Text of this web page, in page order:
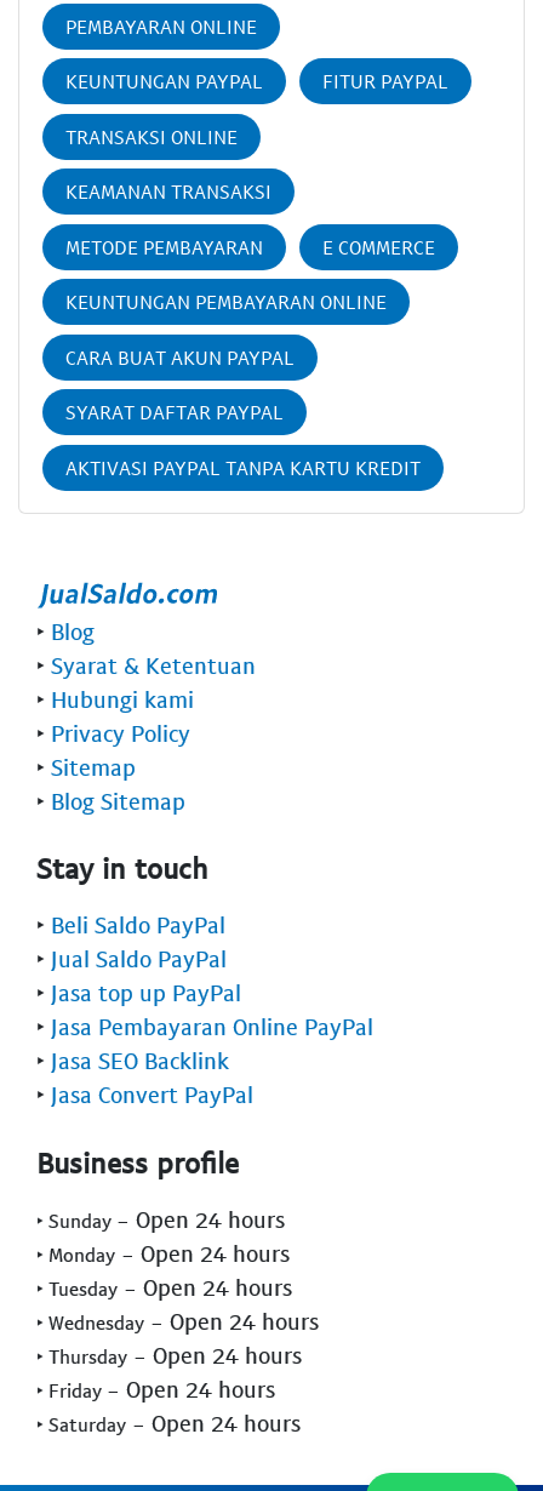
PEMBAYARAN ONLINE
KEUNTUNGAN PAYPAL FITUR PAYPAL
TRANSAKSI ONLINE
KEAMANAN TRANSAKSI
METODE PEMBAYARAN E COMMERCE
KEUNTUNGAN PEMBAYARAN ONLINE
CARA BUAT AKUN PAYPAL
SYARAT DAFTAR PAYPAL
AKTIVASI PAYPAL TANPA KARTU KREDIT
‣ Blog
‣ Syarat & Ketentuan
‣ Hubungi kami
‣ Privacy Policy
‣ Sitemap
‣ Blog Sitemap
Stay in touch
‣ Beli Saldo PayPal
‣ Jual Saldo PayPal
‣ Jasa top up PayPal
‣ Jasa Pembayaran Online PayPal
‣ Jasa SEO Backlink
‣ Jasa Convert PayPal
Business profile
‣ Sunday - Open 24 hours
‣ Monday - Open 24 hours
‣ Tuesday - Open 24 hours
‣ Wednesday - Open 24 hours
‣ Thursday - Open 24 hours
‣ Friday - Open 24 hours
‣ Saturday - Open 24 hours